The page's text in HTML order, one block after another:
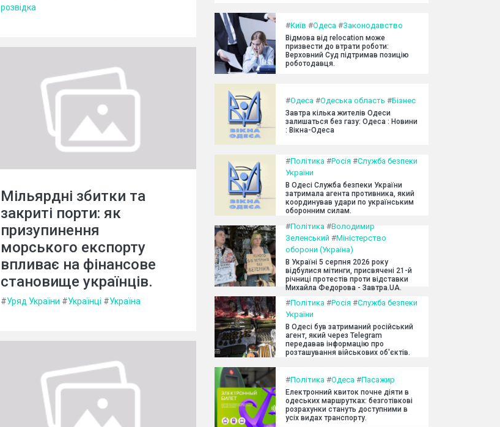
розвідка
Мільярдні збитки та
закриті порти: як
призупинення
морського експорту
впливає на фінансове
становище українців.
#Уряд України #Українці #Україна
#Київ #Одеса #Законодавство
Відмова від relocation може
призвести до втрати роботи:
Верховний Суд підтримав позицію
роботодавця.
#Одеса #Одеська область #Бізнес
Завтра кілька жителів Одеси
залишаться без газу: Одеса : Новини
: Вікна-Одеса
#Політика #Росія #Служба безпеки
України
В Одесі Служба безпеки України
затримала агента противника, який
координував удари по українським
оборонним силам.
#Політика #Володимир
Зеленський #Міністерство
оборони (Україна)
В Україні 5 серпня 2026 року
відбулися мітинги, присвячені 21-й
річниці протестів проти відставки
Михайла Федорова - Завтра.UA.
#Політика #Росія #Служба безпеки
України
В Одесі був затриманий російський
агент, який через Telegram
передавав інформацію про
розташування військових об'єктів.
#Політика #Одеса #Пасажир
Електронний квиток почне діяти в
одеських маршрутках: безготівкові
розрахунки стануть доступними в
усіх видах транспорту.